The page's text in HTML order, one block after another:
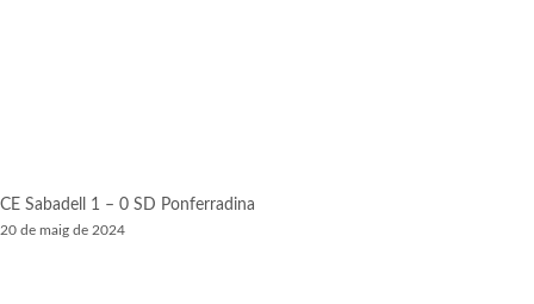
CE Sabadell 1 – 0 SD Ponferradina
20 de maig de 2024